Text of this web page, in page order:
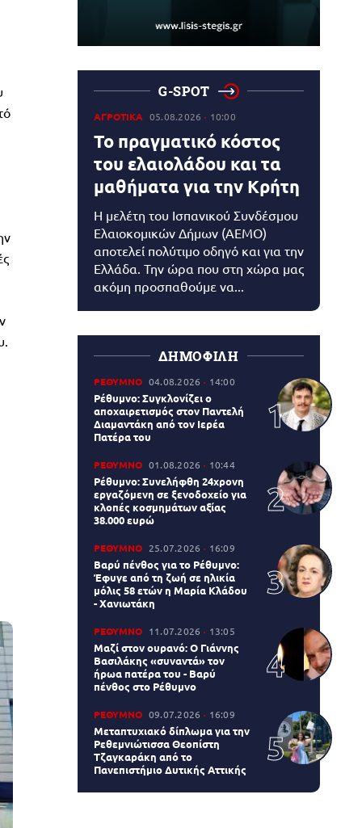
G-SPOT
ΑΓΡΟΤΙΚΑ 05.08.2026 10:00
Το πραγματικό κόστος
του ελαιολάδου και τα
μαθήματα για την Κρήτη
Η μελέτη του Ισπανικού Συνδέσμου
Ελαιοκομικών Δήμων (AEMO)
αποτελεί πολύτιμο οδηγό και για την
Ελλάδα. Την ώρα που στη χώρα μας
ακόμη προσπαθούμε να...
ΔΗΜΟΦΙΛΗ
ΡΕΘΥΜΝΟ 04.08.2026 14:00
Ρέθυμνο: Συγκλονίζει ο
αποχαιρετισμός στον Παντελή
Διαμαντάκη από τον Ιερέα
Πατέρα του
ΡΕΘΥΜΝΟ 01.08.2026 10:44
Ρέθυμνο: Συνελήφθη 24χρονη
εργαζόμενη σε ξενοδοχείο για
κλοπές κοσμημάτων αξίας
38.000 ευρώ
ΡΕΘΥΜΝΟ 25.07.2026 16:09
Βαρύ πένθος για το Ρέθυμνο:
Έφυγε από τη ζωή σε ηλικία
μόλις 58 ετών η Μαρία Κλάδου
- Χανιωτάκη
ΡΕΘΥΜΝΟ 11.07.2026 13:05
Μαζί στον ουρανό: Ο Γιάννης
Βασιλάκης «συναντά» τον
ήρωα πατέρα του - Βαρύ
πένθος στο Ρέθυμνο
ΡΕΘΥΜΝΟ 09.07.2026 16:09
Μεταπτυχιακό δίπλωμα για την
Ρεθεμνιώτισσα Θεοπίστη
Τζαγκαράκη από το
Πανεπιστήμιο Δυτικής Αττικής